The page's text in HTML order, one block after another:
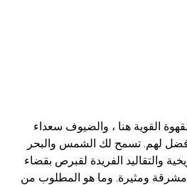
القوية هنا ، والضيوف سعداء
لهم. تسمح لك الشمس والبحر
والتقاليد الفريدة لقبرص بقضاء
ومثيرة. وما هو المطلوب من